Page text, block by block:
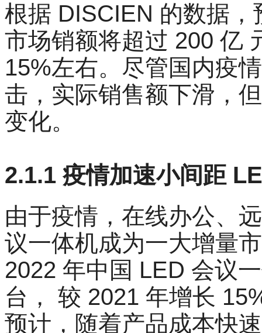
根据 DISCIEN 的数据
市场销额将超过 200 亿
15%左右。尽管国内疫
击，实际销售额下滑，
变化。
2.1.1 疫情加速小间距
由于疫情，在线办公、
议一体机成为一大增量
2022 年中国 LED 会议
台， 较 2021 年增长
预计，随着产品成本快